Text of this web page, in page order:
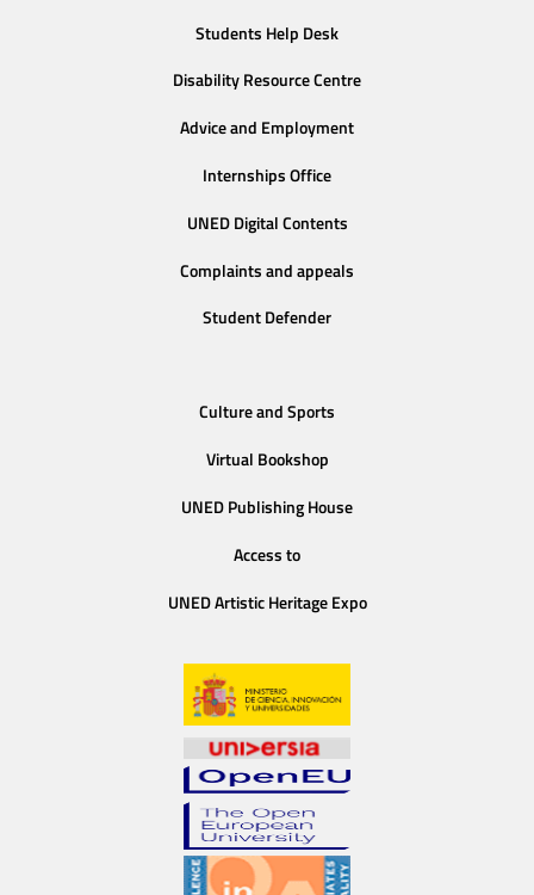
Students Help Desk
Disability Resource Centre
Advice and Employment
Internships Office
UNED Digital Contents
Complaints and appeals
Student Defender
Culture and Sports
Virtual Bookshop
UNED Publishing House
Access to
UNED Artistic Heritage Expo